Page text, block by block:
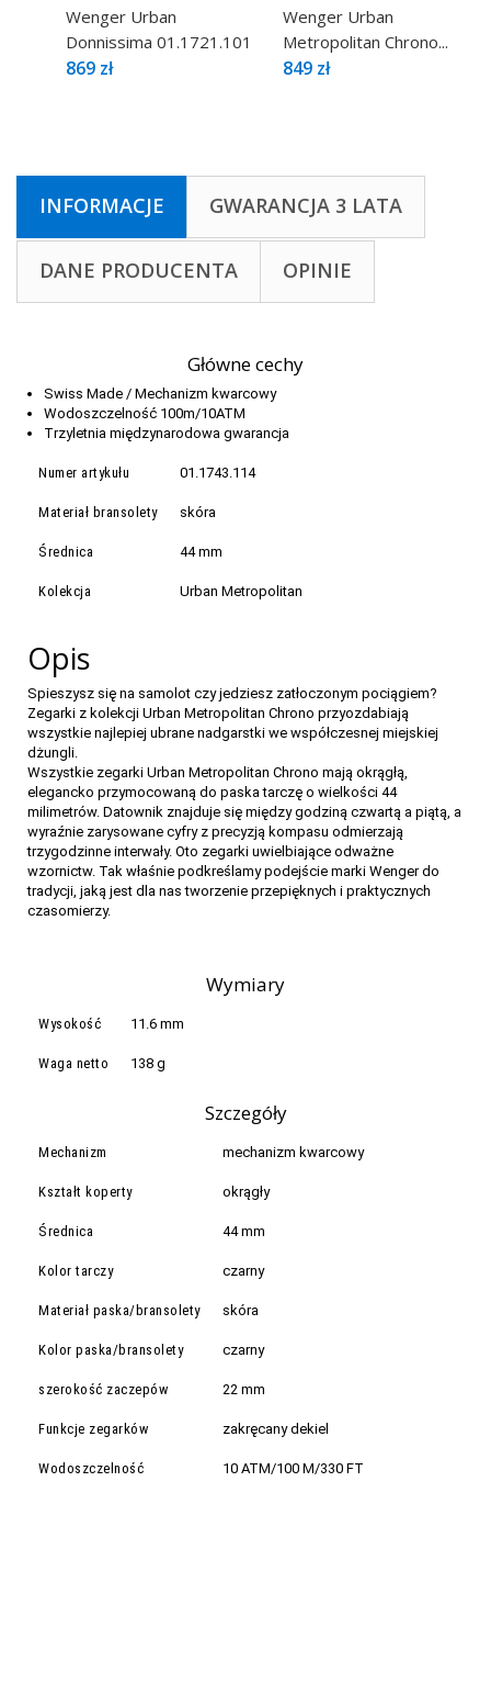
Wenger Urban
Donnissima 01.1721.101
869 zł
Wenger Urban
Metropolitan Chrono...
849 zł
INFORMACJE GWARANCJA 3 LATA
DANE PRODUCENTA OPINIE
Główne cechy
Swiss Made / Mechanizm kwarcowy
Wodoszczelność 100m/10ATM
Trzyletnia międzynarodowa gwarancja
Numer artykułu 01.1743.114
Materiał bransolety skóra
Średnica 44 mm
Kolekcja Urban Metropolitan
Opis
Spieszysz się na samolot czy jedziesz zatłoczonym pociągiem?
Zegarki z kolekcji Urban Metropolitan Chrono przyozdabiają
wszystkie najlepiej ubrane nadgarstki we współczesnej miejskiej
dżungli.
Wszystkie zegarki Urban Metropolitan Chrono mają okrągłą,
elegancko przymocowaną do paska tarczę o wielkości 44
milimetrów. Datownik znajduje się między godziną czwartą a piątą, a
wyraźnie zarysowane cyfry z precyzją kompasu odmierzają
trzygodzinne interwały. Oto zegarki uwielbiające odważne
wzornictw. Tak właśnie podkreślamy podejście marki Wenger do
tradycji, jaką jest dla nas tworzenie przepięknych i praktycznych
czasomierzy.
Wymiary
Wysokość 11.6 mm
Waga netto 138 g
Szczegóły
Mechanizm mechanizm kwarcowy
Kształt koperty okrągły
Średnica 44 mm
Kolor tarczy czarny
Materiał paska/bransolety skóra
Kolor paska/bransolety czarny
szerokość zaczepów 22 mm
Funkcje zegarków zakręcany dekiel
Wodoszczelność 10 ATM/100 M/330 FT